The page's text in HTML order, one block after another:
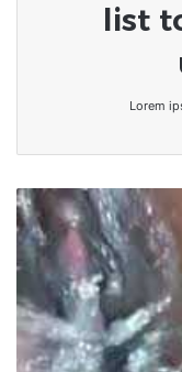
list
Lorem
Sexualité/Femme
fontaine
une
jouissance
démystifiée